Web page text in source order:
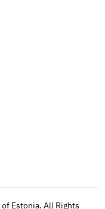
Estonia. All Rights